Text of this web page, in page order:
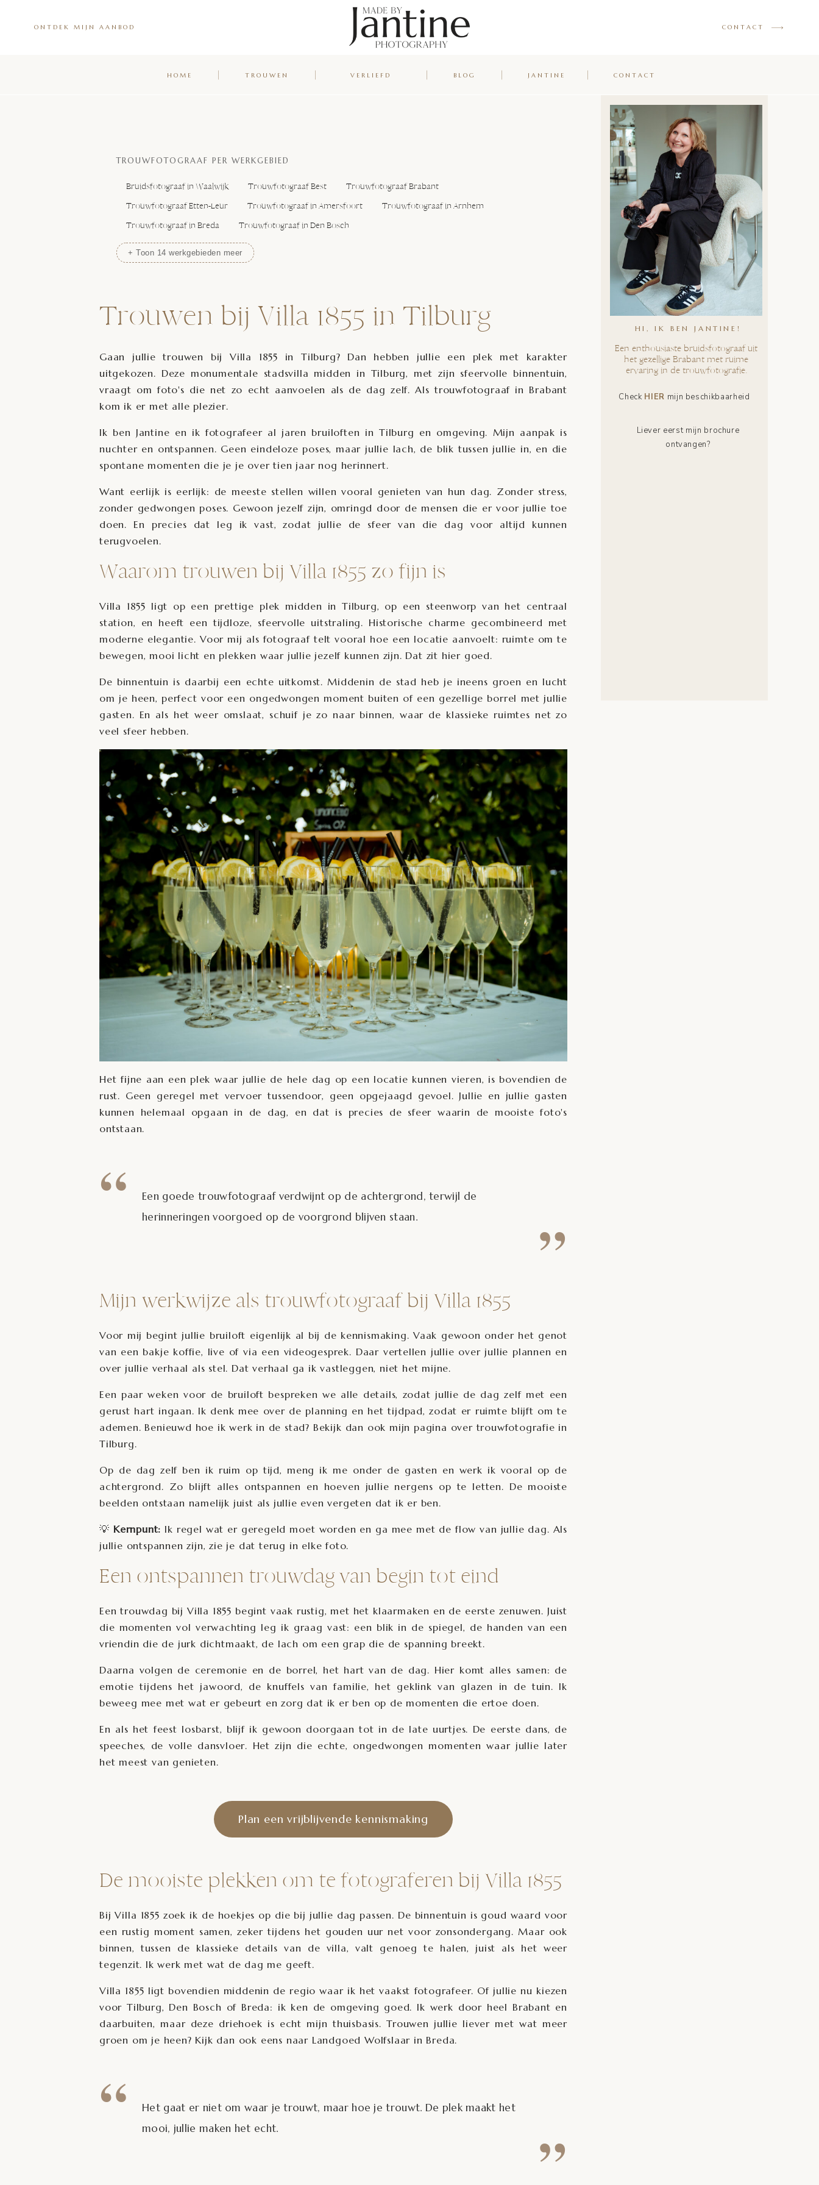
CONTACT
ONTDEK MIJN AANBOD
CONTACT
JANTINE
BLOG
VERLIEFD
TROUWEN
HOME
HI, IK BEN JANTINE!
Check HIER mijn beschikbaarheid
Een enthousiaste bruidsfotograaf uit
het gezellige Brabant met ruime
ervaring in de trouwfotografie.
Liever eerst mijn brochure
ontvangen?
TROUWFOTOGRAAF PER WERKGEBIED
Bruidsfotograaf in Waalwijk Trouwfotograaf Best
Trouwfotograaf Brabant
Trouwfotograaf Etten-Leur
Trouwfotograaf in Amersfoort
Trouwfotograaf in Arnhem
Trouwfotograaf in Breda
Trouwfotograaf in Den Bosch
+ Toon 14 werkgebieden meer
Trouwen bij Villa 1855 in Tilburg
Gaan jullie trouwen bij Villa 1855 in Tilburg? Dan hebben jullie een plek met karakter
uitgekozen. Deze monumentale stadsvilla midden in Tilburg, met zijn sfeervolle binnentuin,
vraagt om foto's die net zo echt aanvoelen als de dag zelf. Als trouwfotograaf in Brabant
kom ik er met alle plezier.
Ik ben Jantine en ik fotografeer al jaren bruiloften in Tilburg en omgeving. Mijn aanpak is
nuchter en ontspannen. Geen eindeloze poses, maar jullie lach, de blik tussen jullie in, en die
spontane momenten die je je over tien jaar nog herinnert.
Want eerlijk is eerlijk: de meeste stellen willen vooral genieten van hun dag. Zonder stress,
zonder gedwongen poses. Gewoon jezelf zijn, omringd door de mensen die er voor jullie toe
doen. En precies dat leg ik vast, zodat jullie de sfeer van die dag voor altijd kunnen
terugvoelen.
Waarom trouwen bij Villa 1855 zo fijn is
Villa 1855 ligt op een prettige plek midden in Tilburg, op een steenworp van het centraal
station, en heeft een tijdloze, sfeervolle uitstraling. Historische charme gecombineerd met
moderne elegantie. Voor mij als fotograaf telt vooral hoe een locatie aanvoelt: ruimte om te
bewegen, mooi licht en plekken waar jullie jezelf kunnen zijn. Dat zit hier goed.
De binnentuin is daarbij een echte uitkomst. Middenin de stad heb je ineens groen en lucht
om je heen, perfect voor een ongedwongen moment buiten of een gezellige borrel met jullie
gasten. En als het weer omslaat, schuif je zo naar binnen, waar de klassieke ruimtes net zo
veel sfeer hebben.
Het fijne aan een plek waar jullie de hele dag op een locatie kunnen vieren, is bovendien de
rust. Geen geregel met vervoer tussendoor, geen opgejaagd gevoel. Jullie en jullie gasten
kunnen helemaal opgaan in de dag, en dat is precies de sfeer waarin de mooiste foto's
ontstaan.
“
Een goede trouwfotograaf verdwijnt op de achtergrond, terwijl de
herinneringen voorgoed op de voorgrond blijven staan.
”
Mijn werkwijze als trouwfotograaf bij Villa 1855
Voor mij begint jullie bruiloft eigenlijk al bij de kennismaking. Vaak gewoon onder het genot
van een bakje koffie, live of via een videogesprek. Daar vertellen jullie over jullie plannen en
over jullie verhaal als stel. Dat verhaal ga ik vastleggen, niet het mijne.
Een paar weken voor de bruiloft bespreken we alle details, zodat jullie de dag zelf met een
gerust hart ingaan. Ik denk mee over de planning en het tijdpad, zodat er ruimte blijft om te
ademen. Benieuwd hoe ik werk in de stad? Bekijk dan ook mijn pagina overtrouwfotografie in
Tilburg.
Op de dag zelf ben ik ruim op tijd, meng ik me onder de gasten en werk ik vooral op de
achtergrond. Zo blijft alles ontspannen en hoeven jullie nergens op te letten. De mooiste
beelden ontstaan namelijk juist als jullie even vergeten dat ik er ben.
💡Kernpunt: Ik regel wat er geregeld moet worden en ga mee met de flow van jullie dag. Als
jullie ontspannen zijn, zie je dat terug in elke foto.
Een ontspannen trouwdag van begin tot eind
Een trouwdag bij Villa 1855 begint vaak rustig, met het klaarmaken en de eerste zenuwen. Juist
die momenten vol verwachting leg ik graag vast: een blik in de spiegel, de handen van een
vriendin die de jurk dichtmaakt, de lach om een grap die de spanning breekt.
Daarna volgen de ceremonie en de borrel, het hart van de dag. Hier komt alles samen: de
emotie tijdens het jawoord, de knuffels van familie, het geklink van glazen in de tuin. Ik
beweeg mee met wat er gebeurt en zorg dat ik er ben op de momenten die ertoe doen.
En als het feest losbarst, blijf ik gewoon doorgaan tot in de late uurtjes. De eerste dans, de
speeches, de volle dansvloer. Het zijn die echte, ongedwongen momenten waar jullie later
het meest van genieten.
Plan een vrijblijvende kennismaking
De mooiste plekken om te fotograferen bij Villa 1855
Bij Villa 1855 zoek ik de hoekjes op die bij jullie dag passen. De binnentuin is goud waard voor
een rustig moment samen, zeker tijdens het gouden uur net voor zonsondergang. Maar ook
binnen, tussen de klassieke details van de villa, valt genoeg te halen, juist als het weer
tegenzit. Ik werk met wat de dag me geeft.
Villa 1855 ligt bovendien middenin de regio waar ik het vaakst fotografeer. Of jullie nu kiezen
voor Tilburg,Den Bosch of Breda: ik ken de omgeving goed. Ik werk door heel Brabant en
daarbuiten, maar deze driehoek is echt mijn thuisbasis. Trouwen jullie liever met wat meer
groen om je heen? Kijk dan ook eens naar Landgoed Wolfslaar in Breda.
“
Het gaat er niet om waar je trouwt, maar hoe je trouwt. De plek maakt het
mooi, jullie maken het echt.
”